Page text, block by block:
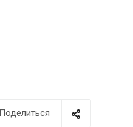
Поделиться